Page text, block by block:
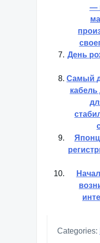
—
День
Самый
Categories: